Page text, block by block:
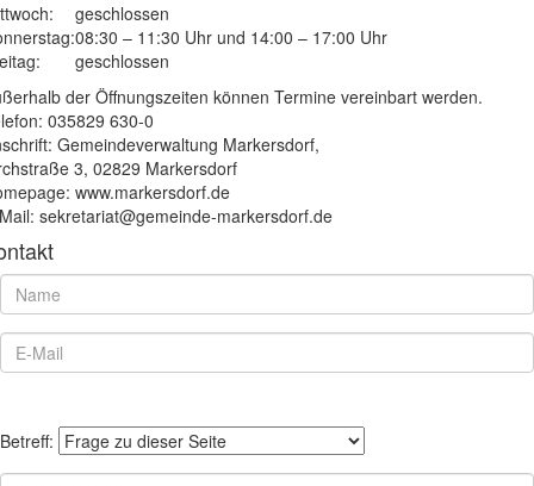
geschlossen
08:30 – 11:30 Uhr und 14:00 – 17:00 Uhr
geschlossen
der Öffnungszeiten können Termine vereinbart werden.
035829 630-0
Gemeindeverwaltung Markersdorf,
3, 02829 Markersdorf
www.markersdorf.de
sekretariat@gemeinde-markersdorf.de
Betreff: